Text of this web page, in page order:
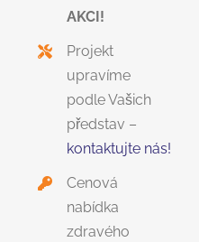
AKCI!
Projekt
upravíme
podle Vašich
představ –
kontaktujte nás!
Cenová
nabídka
zdravého